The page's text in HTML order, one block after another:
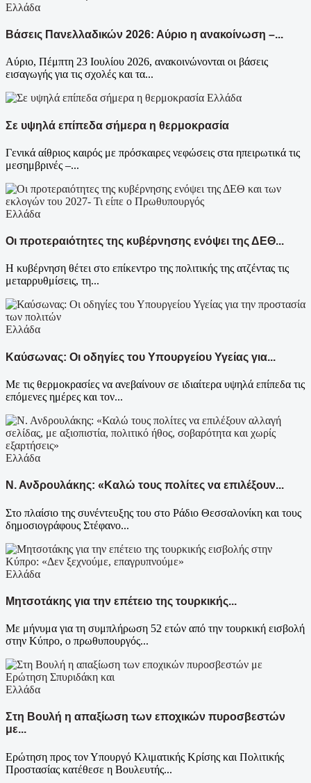
Ελλάδα
Βάσεις Πανελλαδικών 2026: Αύριο η ανακοίνωση –...
Αύριο, Πέμπτη 23 Ιουλίου 2026, ανακοινώνονται οι βάσεις
εισαγωγής για τις σχολές και τα...
Ελλάδα
Σε υψηλά επίπεδα σήμερα η θερμοκρασία
Γενικά αίθριος καιρός με πρόσκαιρες νεφώσεις στα ηπειρωτικά τις
μεσημβρινές –...
Ελλάδα
Οι προτεραιότητες της κυβέρνησης ενόψει της ΔΕΘ...
Η κυβέρνηση θέτει στο επίκεντρο της πολιτικής της ατζέντας τις
μεταρρυθμίσεις, τη...
Ελλάδα
Καύσωνας: Οι οδηγίες του Υπουργείου Υγείας για...
Με τις θερμοκρασίες να ανεβαίνουν σε ιδιαίτερα υψηλά επίπεδα τις
επόμενες ημέρες και τον...
Ελλάδα
Ν. Ανδρουλάκης: «Καλώ τους πολίτες να επιλέξουν...
Στο πλαίσιο της συνέντευξης του στο Ράδιο Θεσσαλονίκη και τους
δημοσιογράφους Στέφανο...
Ελλάδα
Μητσοτάκης για την επέτειο της τουρκικής...
Με μήνυμα για τη συμπλήρωση 52 ετών από την τουρκική εισβολή
στην Κύπρο, ο πρωθυπουργός...
Ελλάδα
Στη Βουλή η απαξίωση των εποχικών πυροσβεστών
με...
Ερώτηση προς τον Υπουργό Κλιματικής Κρίσης και Πολιτικής
Προστασίας κατέθεσε η Βουλευτής...